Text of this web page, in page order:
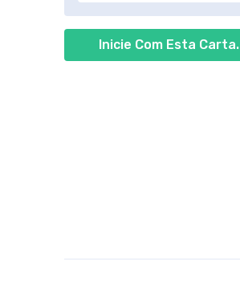
Inicie Com Esta Carta.